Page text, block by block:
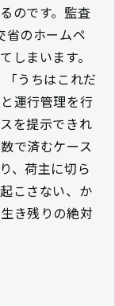
のです。監査
省のホームペ
しまいます。
うちはこれだ
運行管理を行
を提示できれ
で済むケース
、荷主に切ら
こさない、か
き残りの絶対